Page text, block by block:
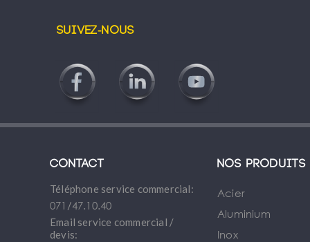
Suivez-nous
Contact
Téléphone service commercial:
071/47.10.40
Email service commercial /
devis:
Nos produits
Acier
Aluminium
Inox